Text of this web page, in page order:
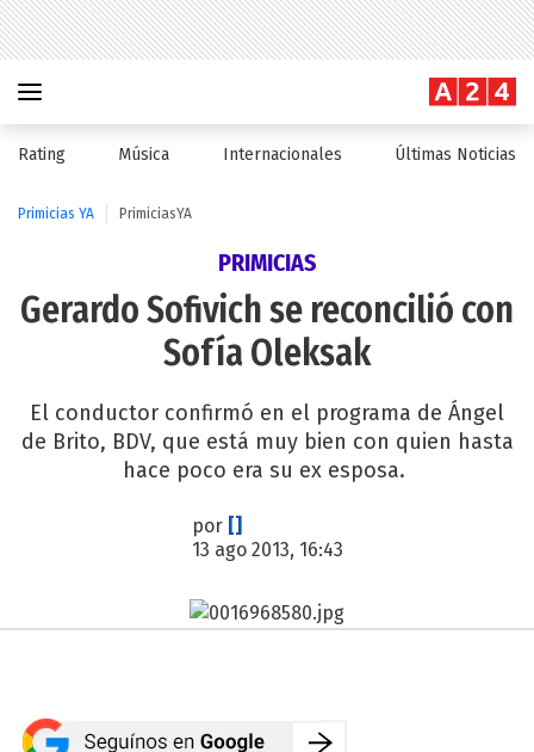
Rating Música Internacionales Últimas Noticias
Primicias YA PrimiciasYA
PRIMICIAS
Gerardo Sofivich se reconcilió con
Sofía Oleksak
El conductor confirmó en el programa de Ángel
de Brito, BDV, que está muy bien con quien hasta
hace poco era su ex esposa.
por []
13 ago 2013, 16:43